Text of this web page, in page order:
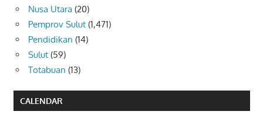
Nusa Utara (20)
Pemprov Sulut (1,471)
Pendidikan (14)
Sulut (59)
Totabuan (13)
CALENDAR